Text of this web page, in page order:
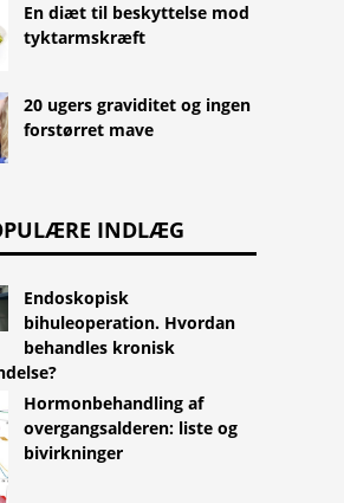
En diæt til beskyttelse mod
tyktarmskræft
20 ugers graviditet og ingen
forstørret mave
INDLÆG
Endoskopisk
bihuleoperation. Hvordan
behandles kronisk
Hormonbehandling af
overgangsalderen: liste og
bivirkninger